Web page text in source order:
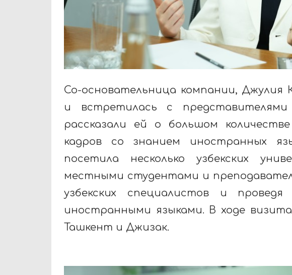
Со-основательница компании, Джулия
и встретилась с
рассказали ей о большом
кадров со знанием иностранных
посетила несколько узбекских
местными студентами и
узбекских специалистов и
иностранными языками. В ходе
Ташкент и Джизак.